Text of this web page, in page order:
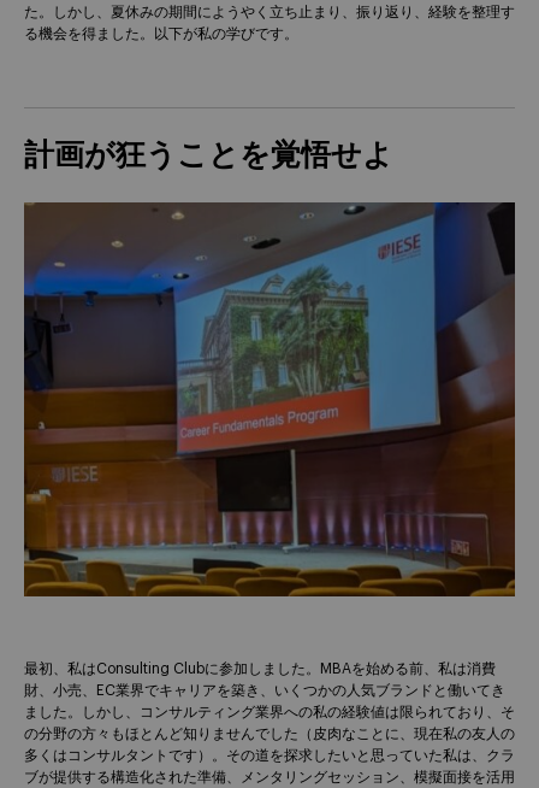
た。しかし、夏休みの期間にようやく立ち止まり、振り返り、経験を整理す
る機会を得ました。以下が私の学びです。
計画が狂うことを覚悟せよ
最初、私はConsulting Clubに参加しました。MBAを始める前、私は消費
財、小売、EC業界でキャリアを築き、いくつかの人気ブランドと働いてき
ました。しかし、コンサルティング業界への私の経験値は限られており、そ
の分野の方々もほとんど知りませんでした（皮肉なことに、現在私の友人の
多くはコンサルタントです）。その道を探求したいと思っていた私は、クラ
ブが提供する構造化された準備、メンタリングセッション、模擬面接を活用